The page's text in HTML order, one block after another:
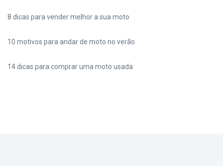
8 dicas para vender melhor a sua moto
10 motivos para andar de moto no verão
14 dicas para comprar uma moto usada